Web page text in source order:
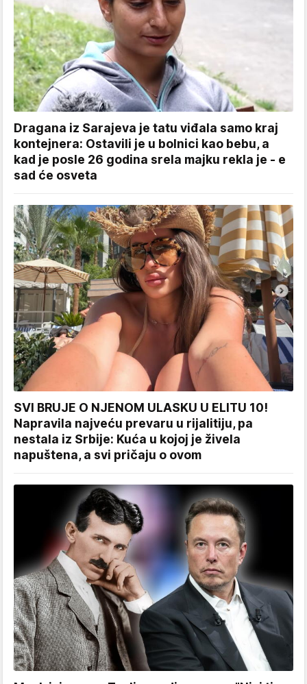
Dragana iz Sarajeva je tatu viđala samo kraj
kontejnera: Ostavili je u bolnici kao bebu, a
kad je posle 26 godina srela majku rekla je - e
sad će osveta
SVI BRUJE O NJENOM ULASKU U ELITU 10!
Napravila najveću prevaru u rijalitiju, pa
nestala iz Srbije: Kuća u kojoj je živela
napuštena, a svi pričaju o ovom